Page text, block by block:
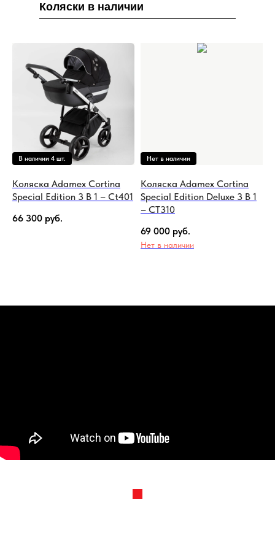
Коляски в наличии
Коляска Adamex Cortina
Special Edition 3 В 1 – Ct401
66 300 руб.
Коляска Adamex Cortina
Special Edition Deluxe 3 В 1
– CT310
69 000 руб.
Нет в наличии